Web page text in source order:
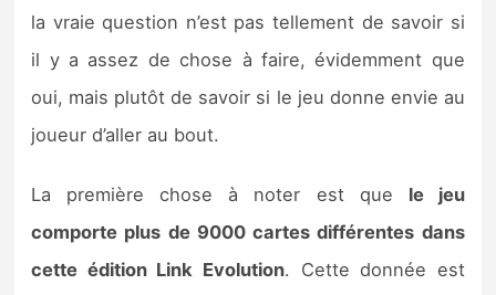
la vraie question n’est pas tellement de savoir si
il y a assez de chose à faire, évidemment que
oui, mais plutôt de savoir si le jeu donne envie au
joueur d’aller au bout.
La première chose à noter est que le jeu
comporte plus de 9000 cartes différentes dans
cette édition Link Evolution. Cette donnée est